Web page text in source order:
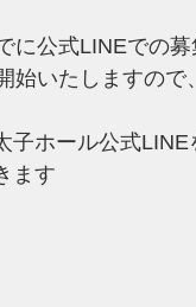
公式LINEでの募
始いたしますの
子ホール公式
ます